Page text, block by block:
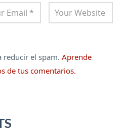
reducir el spam.Aprende
de tus comentarios.